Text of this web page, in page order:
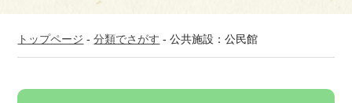
トップページ -分類でさがす -公共施設：公民館